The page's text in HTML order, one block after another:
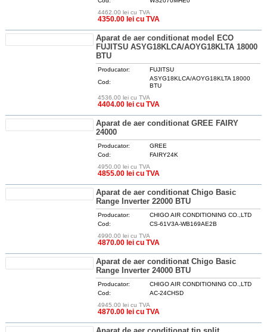
4462.00 lei cu TVA
4350.00 lei cu TVA
Aparat de aer conditionat model ECO
FUJITSU ASYG18KLCA/AOYG18KLTA 18000
BTU
Producator:
FUJITSU
Cod:
ASYG18KLCA/AOYG18KLTA 18000
BTU
4536.00 lei cu TVA
4404.00 lei cu TVA
Aparat de aer conditionat GREE FAIRY
24000
Producator:
GREE
Cod:
FAIRY24K
4950.00 lei cu TVA
4855.00 lei cu TVA
Aparat de aer conditionat Chigo Basic
Range Inverter 22000 BTU
Producator:
CHIGO AIR CONDITIONING CO.,LTD
Cod:
CS-61V3A-WB169AE2B
4990.00 lei cu TVA
4870.00 lei cu TVA
Aparat de aer conditionat Chigo Basic
Range Inverter 24000 BTU
Producator:
CHIGO AIR CONDITIONING CO.,LTD
Cod:
AC-24CHSD
4945.00 lei cu TVA
4870.00 lei cu TVA